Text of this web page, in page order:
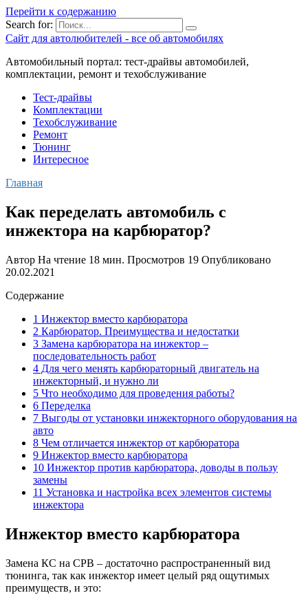
Перейти к содержанию
Search for:
Сайт для автолюбителей - все об автомобилях
Автомобильный портал: тест-драйвы автомобилей,
комплектации, ремонт и техобслуживание
Тест-драйвы
Комплектации
Техобслуживание
Ремонт
Тюнинг
Интересное
Главная
Как переделать автомобиль с
инжектора на карбюратор?
Автор На чтение 18 мин. Просмотров 19 Опубликовано
20.02.2021
Содержание
1 Инжектор вместо карбюратора
2 Карбюратор. Преимущества и недостатки
3 Замена карбюратора на инжектор –
последовательность работ
4 Для чего менять карбюраторный двигатель на
инжекторный, и нужно ли
5 Что необходимо для проведения работы?
6 Переделка
7 Выгоды от установки инжекторного оборудования на
авто
8 Чем отличается инжектор от карбюратора
9 Инжектор вместо карбюратора
10 Инжектор против карбюратора, доводы в пользу
замены
11 Установка и настройка всех элементов системы
инжектора
Инжектор вместо карбюратора
Замена КС на СРВ – достаточно распространенный вид
тюнинга, так как инжектор имеет целый ряд ощутимых
преимуществ, и это: